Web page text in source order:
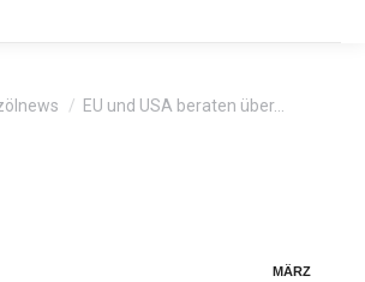
sich hier:EU und USA beraten über…
MÄRZ